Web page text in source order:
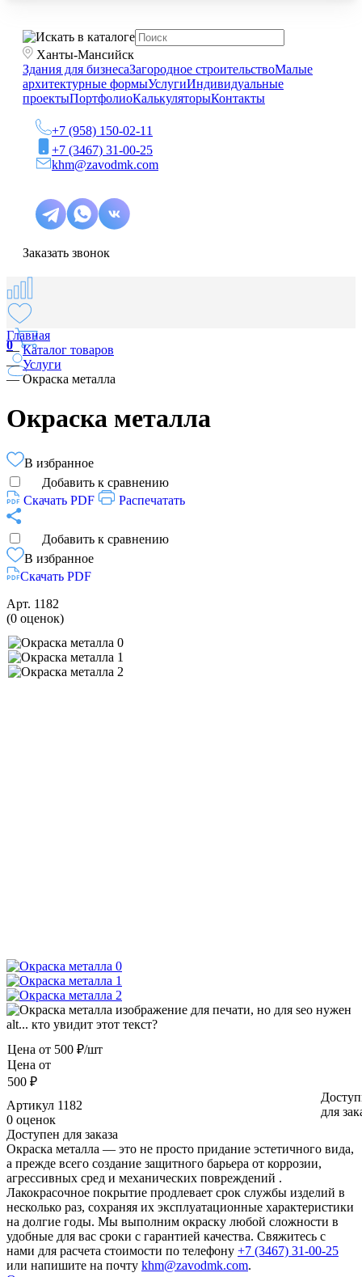
Ханты-Мансийск
Здания для бизнесаЗагородное строительствоМалые
архитектурные формыУслугиИндивидуальные
проектыПортфолиоКалькуляторыКонтакты
+7 (958) 150-02-11
+7 (3467) 31-00-25
khm@zavodmk.com
Заказать звонок
0
Главная
—Каталог товаров
—Услуги
—Окраска металла
Окраска металла
В избранное
Добавить к сравнению
Скачать PDF
Распечатать
Добавить к сравнению
В избранное
Скачать PDF
Арт. 1182
(0 оценок)
Цена от 500 ₽/шт
Цена от
500 ₽
для
Артикул 1182
0 оценок
Доступен для заказа
Окраска металла — это не просто придание эстетичного вида,
а прежде всего создание защитного барьера от коррозии,
агрессивных сред и механических повреждений .
Лакокрасочное покрытие продлевает срок службы изделий в
несколько раз, сохраняя их эксплуатационные характеристики
на долгие годы. Мы выполним окраску любой сложности в
удобные для вас сроки с гарантией качества. Свяжитесь с
нами для расчета стоимости по телефону +7 (3467) 31-00-25
или напишите на почту khm@zavodmk.com.